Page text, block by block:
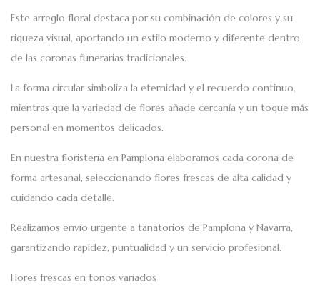
Este arreglo floral destaca por su combinación de colores y su
riqueza visual, aportando un estilo moderno y diferente dentro
de las coronas funerarias tradicionales.
La forma circular simboliza la eternidad y el recuerdo continuo,
mientras que la variedad de flores añade cercanía y un toque más
personal en momentos delicados.
En nuestra floristería en Pamplona elaboramos cada corona de
forma artesanal, seleccionando flores frescas de alta calidad y
cuidando cada detalle.
Realizamos envío urgente a tanatorios de Pamplona y Navarra,
garantizando rapidez, puntualidad y un servicio profesional.
Flores frescas en tonos variados